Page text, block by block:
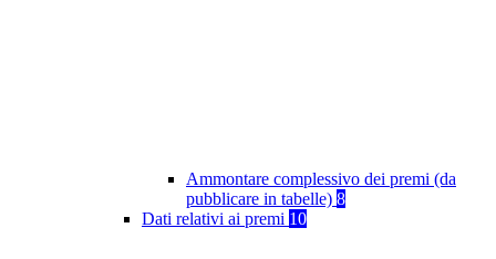
Ammontare complessivo dei premi (da
pubblicare in tabelle) 8
Dati relativi ai premi 10